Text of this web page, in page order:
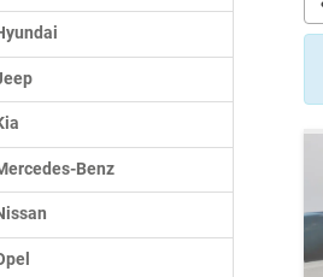
Benz